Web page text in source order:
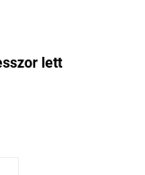
lett